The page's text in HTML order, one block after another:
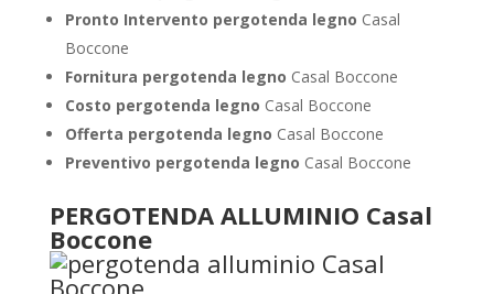
Pronto Intervento pergotenda legno Casal
Boccone
Fornitura pergotenda legno Casal Boccone
Costo pergotenda legno Casal Boccone
Offerta pergotenda legno Casal Boccone
Preventivo pergotenda legno Casal Boccone
PERGOTENDA ALLUMINIO Casal
Boccone